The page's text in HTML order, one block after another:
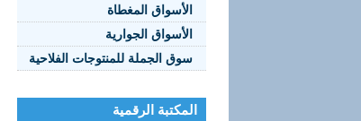
الأسواق المغطاة
الأسواق الجوارية
سوق الجملة للمنتوجات الفلاحية
المكتبة الرقمية